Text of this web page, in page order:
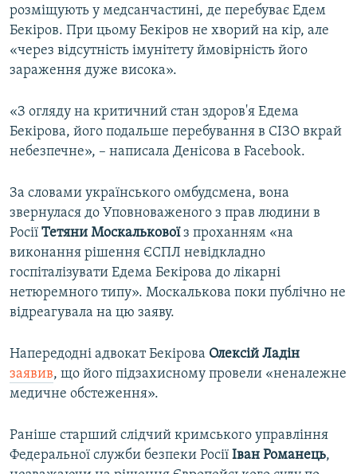
розміщують у медсанчастині, де перебуває Едем
Бекіров. При цьому Бекіров не хворий на кір, але
«через відсутність імунітету ймовірність його
зараження дуже висока».
«З огляду на критичний стан здоров'я Едема
Бекірова, його подальше перебування в СІЗО вкрай
небезпечне», – написала Денісова в Facebook.
За словами українського омбудсмена, вона
звернулася до Уповноваженого з прав людини в
Росії Тетяни Москальковоїз проханням «на
виконання рішення ЄСПЛ невідкладно
госпіталізувати Едема Бекірова до лікарні
нетюремного типу». Москалькова поки публічно не
відреагувала на цю заяву.
Напередодні адвокат Бекірова Олексій Ладін
заявив, що його підзахисному провели «неналежне
медичне обстеження».
Раніше старший слідчий кримського управління
Федеральної служби безпеки Росії Іван Романець,